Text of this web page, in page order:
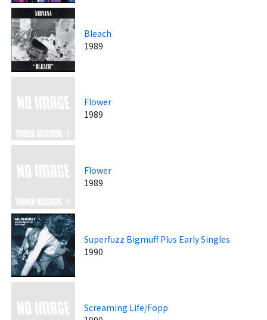
Bleach
1989
Flower
1989
Flower
1989
Superfuzz Bigmuff Plus Early Singles
1990
Screaming Life/Fopp